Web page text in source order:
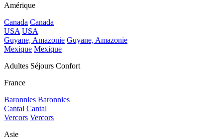
Amérique
Canada Canada
USA USA
Guyane, Amazonie Guyane, Amazonie
Mexique Mexique
Adultes Séjours Confort
France
Baronnies Baronnies
Cantal Cantal
Vercors Vercors
Asie